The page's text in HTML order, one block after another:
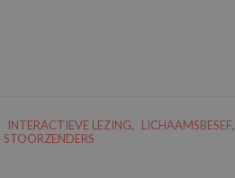
INTERACTIEVE LEZING, LICHAAMSBESEF,
STOORZENDERS